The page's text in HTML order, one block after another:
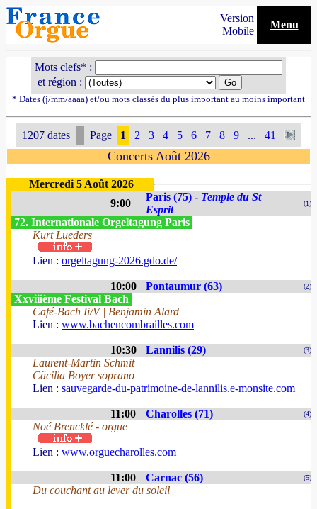
Version
Mobile
Menu
Mots clefs* :
et région :
* Dates (j/mm/aaaa) et/ou mots classés du plus important au moins important
1207 dates Page 1 2 3 4 5 6 7 8 9 ... 41
Concerts Août 2026
Mercredi 5 Août 2026
9:00
Paris (75) - Temple du St
Esprit
(1)
72. Internationale Orgeltagung Paris
Kurt Lueders
Lien : orgeltagung-2026.gdo.de/
10:00 Pontaumur (63) (2)
Xxviiième Festival Bach
Café-Bach Ii/V | Benjamin Alard
Lien : www.bachencombrailles.com
10:30 Lannilis (29) (3)
Laurent-Martin Schmit
Cäcilia Boyer soprano
Lien : sauvegarde-du-patrimoine-de-lannilis.e-monsite.com
11:00 Charolles (71) (4)
Noé Brencklé - orgue
Lien : www.orguecharolles.com
11:00 Carnac (56) (5)
Du couchant au lever du soleil